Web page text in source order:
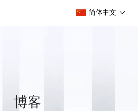
简体中文
博客